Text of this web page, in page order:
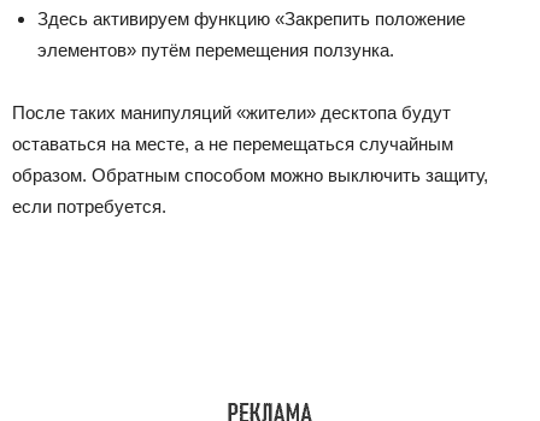
Здесь активируем функцию «Закрепить положение
элементов» путём перемещения ползунка.
После таких манипуляций «жители» десктопа будут
оставаться на месте, а не перемещаться случайным
образом. Обратным способом можно выключить защиту,
если потребуется.